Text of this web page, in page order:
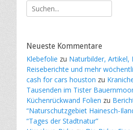
Suche
nach:
Neueste Kommentare
Klebefolie zu Naturbilder, Artikel,
Reiseberichte und mehr
cash for cars houston zu
Tausenden im Tister
Küchenrückwand Folien zu
“Naturschutzgebiet Hainesch-
“Tages der Stadtnatur”